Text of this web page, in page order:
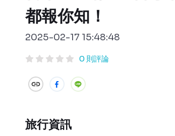
都報你知！
2025-02-17 15:48:48
0 則評論
旅行資訊